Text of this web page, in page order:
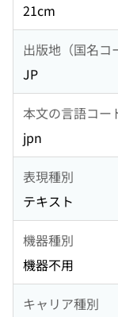
21cm
出版地（国名コ
JP
本文の言語コー
jpn
表現種別
テキスト
機器種別
機器不用
キャリア種別